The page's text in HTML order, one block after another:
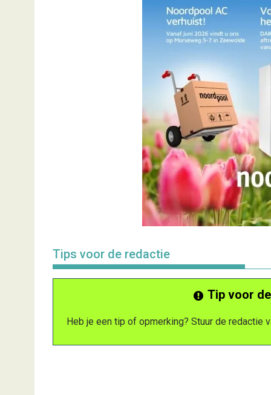
Tips voor de redactie
Tip voor
Heb je een tip of opmerking? Stuur de redactie